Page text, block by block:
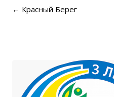
Post navigation
← Красный Берег